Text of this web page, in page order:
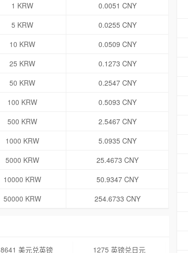
1 KRW
0.0051 CNY
5 KRW
0.0255 CNY
10 KRW
0.0509 CNY
25 KRW
0.1273 CNY
50 KRW
0.2547 CNY
100 KRW
0.5093 CNY
500 KRW
2.5467 CNY
1000 KRW
5.0935 CNY
5000 KRW
25.4673 CNY
10000 KRW
50.9347 CNY
50000 KRW 254.6733 CNY
8641 美元兑英镑
1275 英镑兑日元